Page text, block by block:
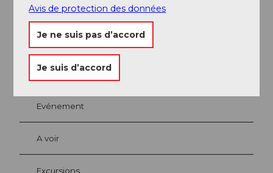
A proximité
Evénement
A voir
Excursions
Avis de protection des données
Je ne suis pas d’accord
Je suis d’accord